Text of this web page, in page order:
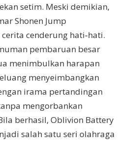
setim. Meski demikian,
Shonen Jump
cenderung hati‑hati.
pembaruan besar
menimbulkan harapan
menyeimbangkan
irama pertandingan
mengorbankan
berhasil, Oblivion Battery
salah satu seri olahraga